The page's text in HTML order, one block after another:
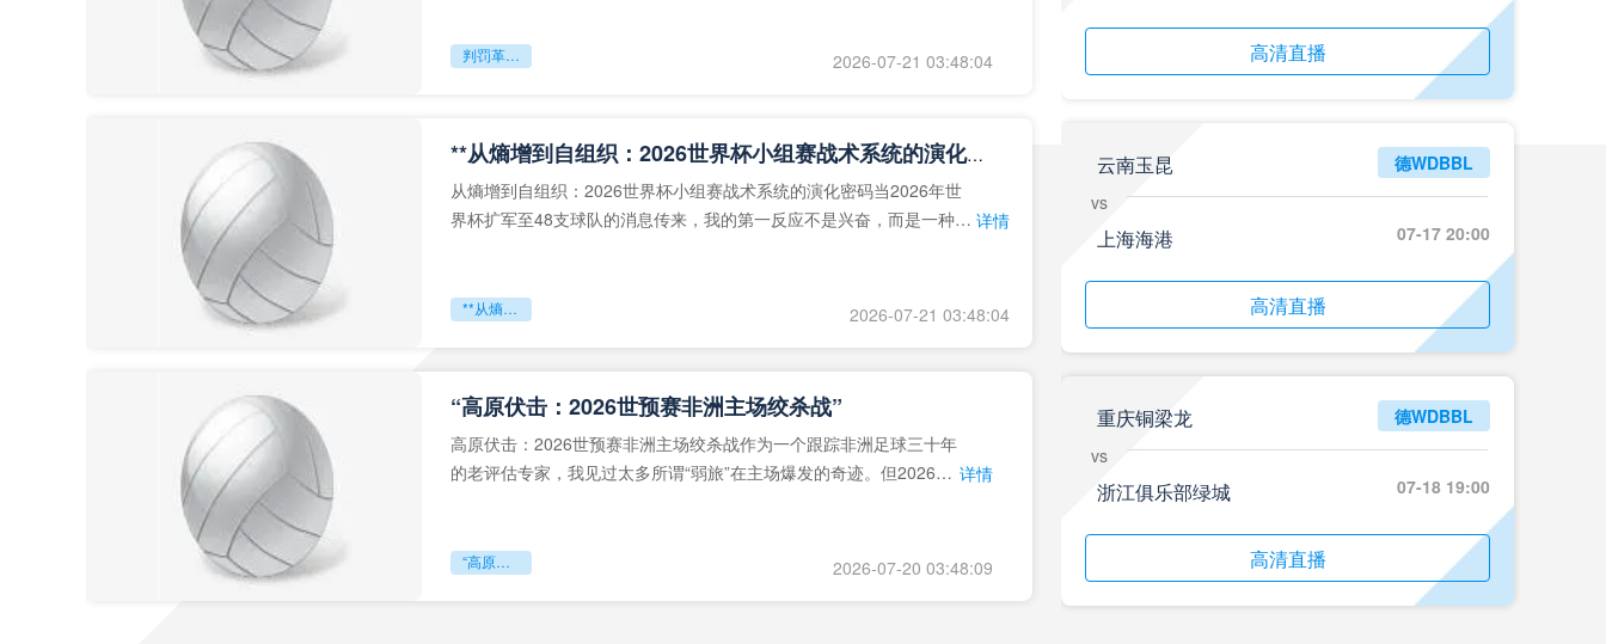
判罚革命：VAR如何改写世界杯的规则与秩序 2026-07-21 03:48:04
**从熵增到自组织：2026世界杯小组赛战术系统的演化密码**
从熵增到自组织：2026世界杯小组赛战术系统的演化密码当2026年世
界杯扩军至48支球队的消息传来，我的第一反应不是兴奋，而是一种深 详情
**从熵增到自组织：2026世界杯小组赛战术系统的演化密码** 2026-07-21 03:48:04
“高原伏击：2026世预赛非洲主场绞杀战”
高原伏击：2026世预赛非洲主场绞杀战作为一个跟踪非洲足球三十年
的老评估专家，我见过太多所谓“弱旅”在主场爆发的奇迹。但2026年 详情
“高原伏击：2026世预赛非洲主场绞杀战” 2026-07-20 03:48:09
高清直播
云南玉昆
vs
上海海港
德WDBBL
07-17 20:00
高清直播
重庆铜梁龙
vs
浙江俱乐部绿城
德WDBBL
07-18 19:00
高清直播